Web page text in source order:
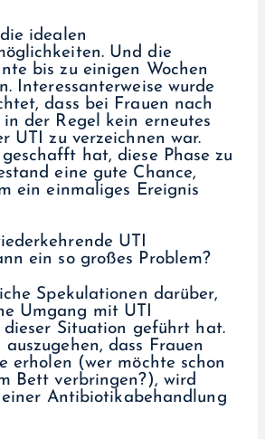
idealen
Und die
bis zu einigen Wochen
Interessanterweise wurde
dass bei Frauen nach
in der Regel kein erneutes
UTI zu verzeichnen war.
hat, diese Phase zu
eine gute Chance,
ein einmaliges Ereignis
UTI
ein so großes Problem?
Spekulationen darüber,
Umgang mit UTI
Situation geführt hat.
dass Frauen
erholen (wer möchte schon
Bett verbringen?), wird
Antibiotikabehandlung